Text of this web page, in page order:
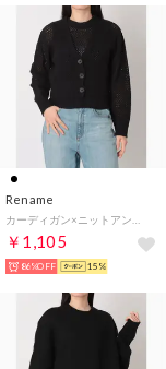
Rename
￥1,105
86%OFF 15%